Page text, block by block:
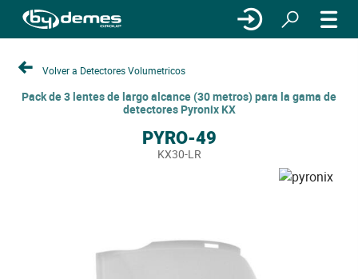
Volver a Detectores Volumetricos
Pack de 3 lentes de largo alcance (30 metros) para la gama de
detectores Pyronix KX
PYRO-49
KX30-LR